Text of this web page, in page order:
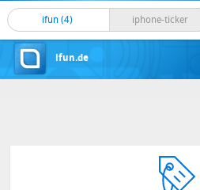
ifun (4) iphone-ticker
ifun.de